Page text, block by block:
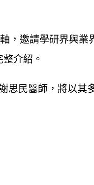
，邀請學研界與
介紹。
民醫師，將以